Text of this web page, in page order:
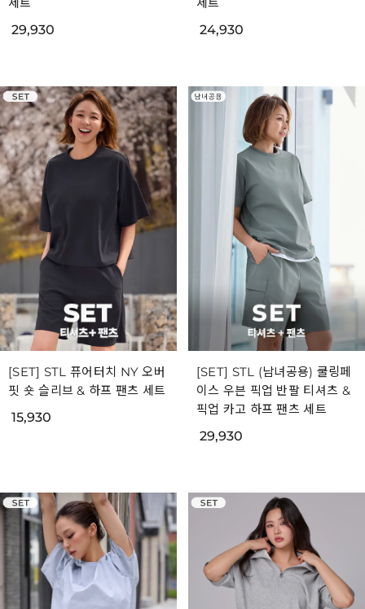
29,930
24,930
[SET] STL 퓨어터치 NY 오버
핏 숏 슬리브 & 하프 팬츠 세트
15,930
[SET] STL (남녀공용) 쿨링페
이스 우븐 픽업 반팔 티셔츠 &
픽업 카고 하프 팬츠 세트
29,930